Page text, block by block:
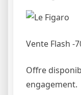
Vente Flash -
Offre
engagement.